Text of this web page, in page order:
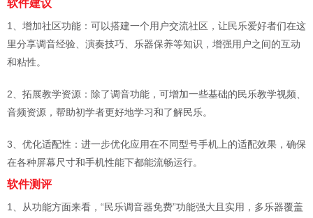
软件建议
1、增加社区功能：可以搭建一个用户交流社区，让民乐爱好者们在这
里分享调音经验、演奏技巧、乐器保养等知识，增强用户之间的互动
和粘性。
2、拓展教学资源：除了调音功能，可增加一些基础的民乐教学视频、
音频资源，帮助初学者更好地学习和了解民乐。
3、优化适配性：进一步优化应用在不同型号手机上的适配效果，确保
在各种屏幕尺寸和手机性能下都能流畅运行。
软件测评
1、从功能方面来看，“民乐调音器免费”功能强大且实用，多乐器覆盖